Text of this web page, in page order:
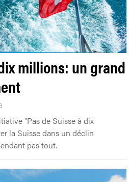
millions: un grand
"Pas de Suisse à dix
la Suisse dans un déclin
pas tout.